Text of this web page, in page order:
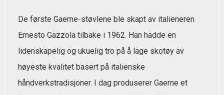
De første Gaerne-støvlene ble skapt av italieneren
Ernesto Gazzola tilbake i 1962. Han hadde en
lidenskapelig og ukuelig tro på å lage skotøy av
høyeste kvalitet basert på italienske
håndverkstradisjoner. I dag produserer Gaerne et